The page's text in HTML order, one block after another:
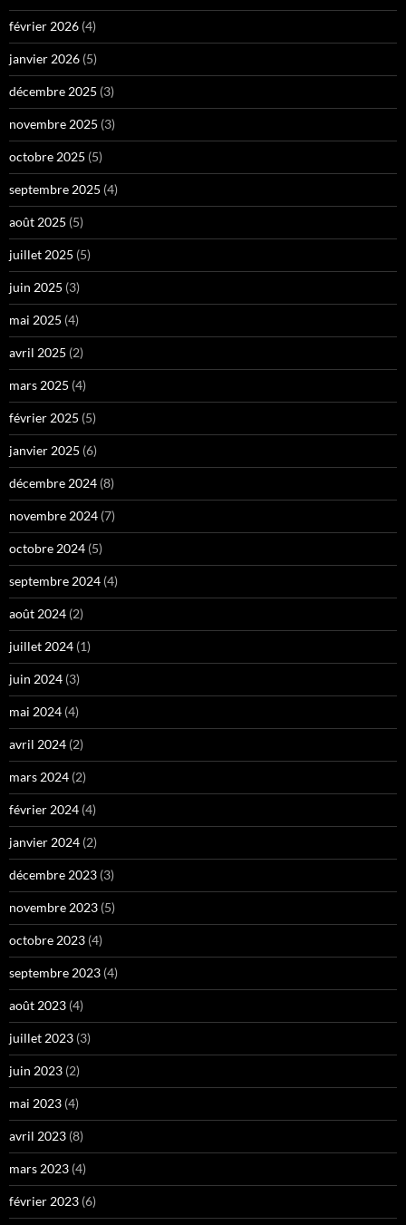
février 2026 (4)
janvier 2026 (5)
décembre 2025 (3)
novembre 2025 (3)
octobre 2025 (5)
septembre 2025 (4)
août 2025 (5)
juillet 2025 (5)
juin 2025 (3)
mai 2025 (4)
avril 2025 (2)
mars 2025 (4)
février 2025 (5)
janvier 2025 (6)
décembre 2024 (8)
novembre 2024 (7)
octobre 2024 (5)
septembre 2024 (4)
août 2024 (2)
juillet 2024 (1)
juin 2024 (3)
mai 2024 (4)
avril 2024 (2)
mars 2024 (2)
février 2024 (4)
janvier 2024 (2)
décembre 2023 (3)
novembre 2023 (5)
octobre 2023 (4)
septembre 2023 (4)
août 2023 (4)
juillet 2023 (3)
juin 2023 (2)
mai 2023 (4)
avril 2023 (8)
mars 2023 (4)
février 2023 (6)